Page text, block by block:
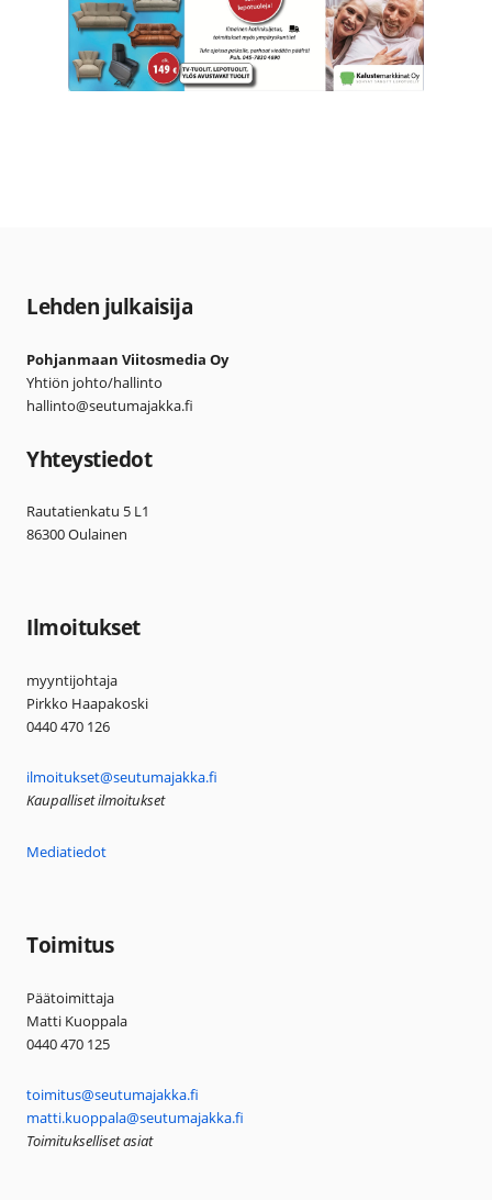
Lehden julkaisija
Pohjanmaan Viitosmedia Oy
Yhtiön johto/hallinto
hallinto@seutumajakka.fi
Yhteystiedot
Rautatienkatu 5 L1
86300 Oulainen
Ilmoitukset
myyntijohtaja
Pirkko Haapakoski
0440 470 126
ilmoitukset@seutumajakka.fi
Kaupalliset ilmoitukset
Mediatiedot
Toimitus
Päätoimittaja
Matti Kuoppala
0440 470 125
toimitus@seutumajakka.fi
matti.kuoppala@seutumajakka.fi
Toimitukselliset asiat